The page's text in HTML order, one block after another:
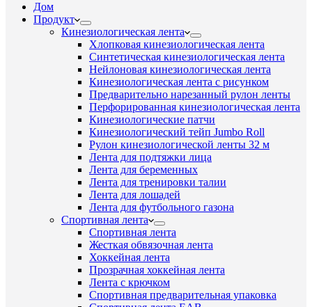
Дом
Продукт
Кинезиологическая лента
Хлопковая кинезиологическая лента
Синтетическая кинезиологическая лента
Нейлоновая кинезиологическая лента
Кинезиологическая лента с рисунком
Предварительно нарезанный рулон ленты
Перфорированная кинезиологическая лента
Кинезиологические патчи
Кинезиологический тейп Jumbo Roll
Рулон кинезиологической ленты 32 м
Лента для подтяжки лица
Лента для беременных
Лента для тренировки талии
Лента для лошадей
Лента для футбольного газона
Спортивная лента
Спортивная лента
Жесткая обвязочная лента
Хоккейная лента
Прозрачная хоккейная лента
Лента с крючком
Спортивная предварительная упаковка